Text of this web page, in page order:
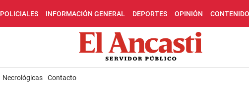
POLICIALES INFORMACIÓN GENERAL DEPORTES OPINIÓN
Necrológicas Contacto